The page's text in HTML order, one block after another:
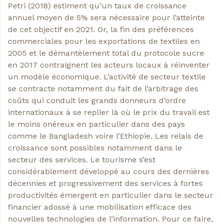
Petri (2018) estiment qu’un taux de croissance
annuel moyen de 5% sera nécessaire pour l’atteinte
de cet objectif en 2021. Or, la fin des préférences
commerciales pour les exportations de textiles en
2005 et le démantèlement total du protocole sucre
en 2017 contraignent les acteurs locaux à réinventer
un modèle économique. L’activité de secteur textile
se contracte notamment du fait de l’arbitrage des
coûts qui conduit les grands donneurs d’ordre
internationaux à se replier là où le prix du travail est
le moins onéreux en particulier dans des pays
comme le Bangladesh voire l’Ethiopie. Les relais de
croissance sont possibles notamment dans le
secteur des services. Le tourisme s’est
considérablement développé au cours des dernières
décennies et progressivement des services à fortes
productivités émergent en particulier dans le secteur
financier adossé à une mobilisation efficace des
nouvelles technologies de l’information. Pour ce faire,